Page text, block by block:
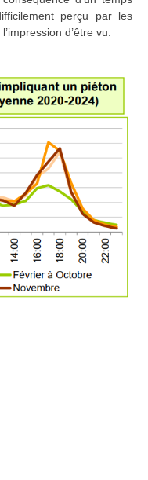
perçu par les
d’être vu.